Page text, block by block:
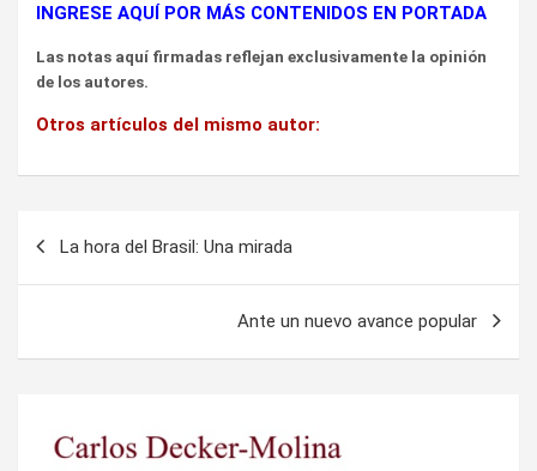
INGRESE AQUÍ POR MÁS CONTENIDOS EN PORTADA
Las notas aquí firmadas reflejan exclusivamente la opinión
de los autores.
Otros artículos del mismo autor:
La hora del Brasil: Una mirada
Ante un nuevo avance popular